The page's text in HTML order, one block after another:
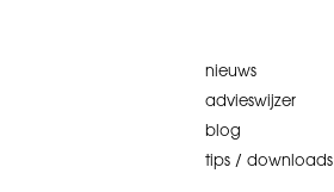
nieuws
advieswijzer
blog
tips / downloads